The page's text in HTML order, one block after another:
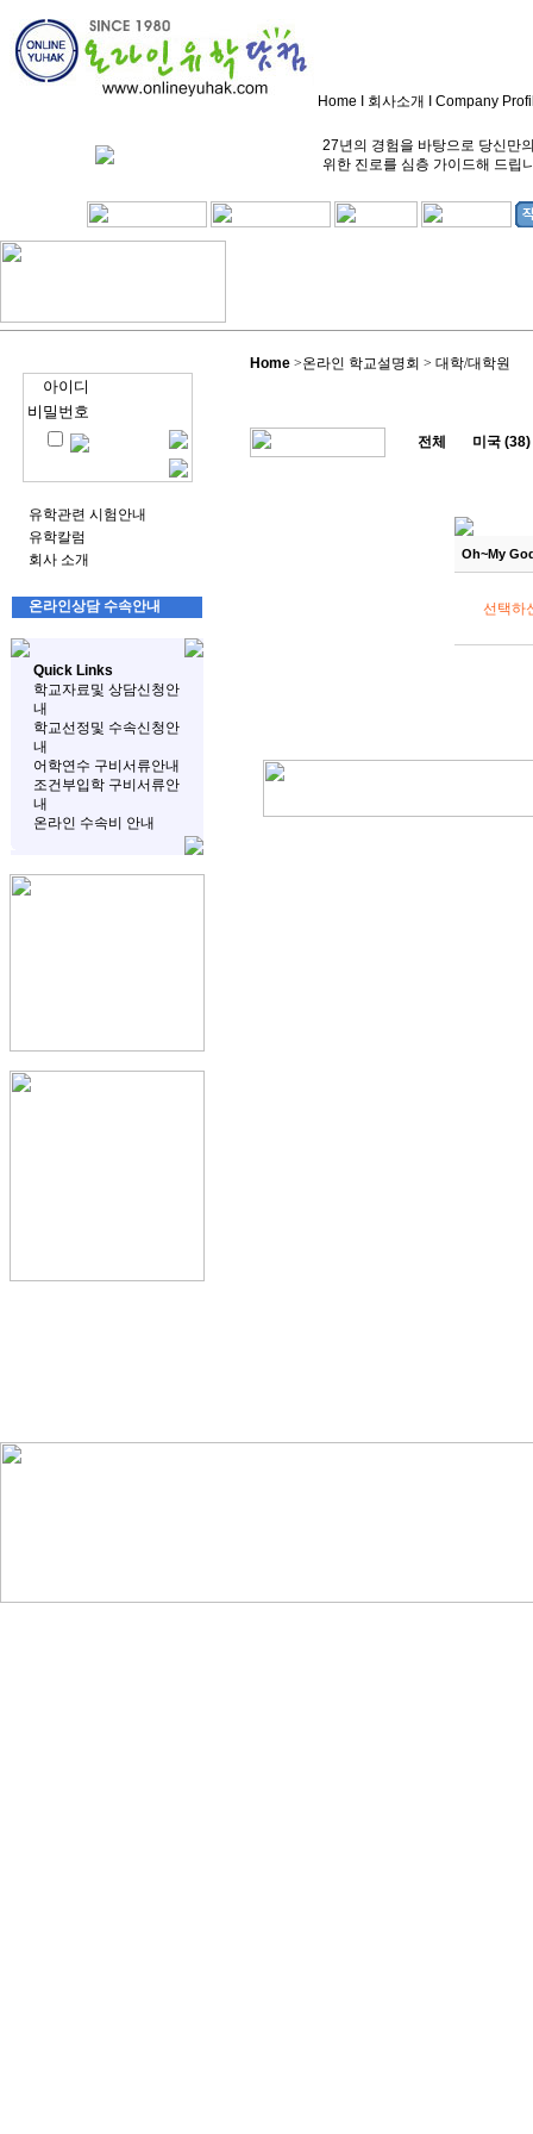
Home 회사소개 Company
27년의 경험을 바탕으로 당신만
위한 진로를 심층 가이드해 드립
아이디
비밀번호
유학관련 시험안내
유학칼럼
회사 소개
온라인상담 수속안내
Quick Links
학교자료및 상담신청안
내
학교선정및 수속신청안
내
어학연수 구비서류안내
조건부입학 구비서류안
내
온라인 수속비 안내
Home >온라인 학교설명회 > 대학/대학원
전체 미국 (38)
Oh~My
선택하